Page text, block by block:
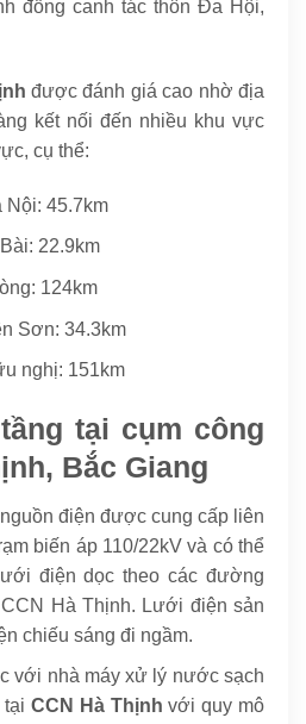
đồng canh tác thôn Đa Hội,
được đánh giá cao nhờ địa
kết nối đến nhiều khu vực
cụ thể:
Nội: 45.7km
22.9km
124km
Sơn: 34.3km
nghị: 151km
tại cụm công
Bắc Giang
điện được cung cấp liên
biến áp 110/22kV và có thể
điện dọc theo các đường
Hà Thịnh. Lưới điện sản
chiếu sáng đi ngầm.
với nhà máy xử lý nước sạch
CCN Hà Thịnh với quy mô